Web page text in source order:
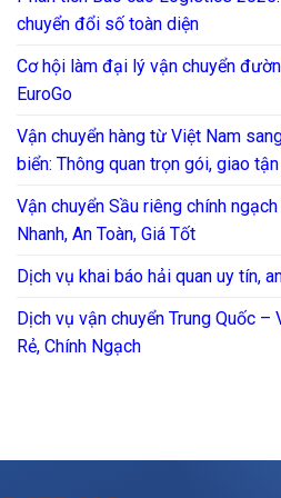
chuyển đổi số toàn diện
Cơ hội làm đại lý vận chuyển
EuroGo
Vận chuyển hàng từ Việt Nam
biển: Thông quan trọn gói, giao
Vận chuyển Sầu riêng chính
Nhanh, An Toàn, Giá Tốt
Dịch vụ khai báo hải quan uy tín,
Dịch vụ vận chuyển Trung Quốc –
Rẻ, Chính Ngạch